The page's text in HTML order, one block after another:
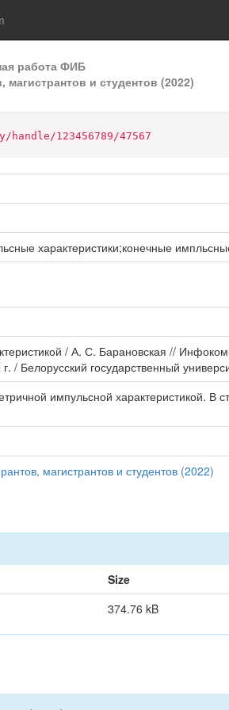
работа ФИБ
и студентов (2022)
123456789/47567
характеристики;конечные
/ А. С. Барановская //
/ Белорусский государственный
импульсной характеристикой. В
магистрантов и студентов (2022)
Size
374.76 kB